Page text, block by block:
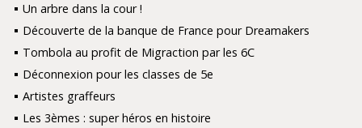
Un arbre dans la cour !
Découverte de la banque de France pour Dreamakers
Tombola au profit de Migraction par les 6C
Déconnexion pour les classes de 5e
Artistes graffeurs
Les 3èmes : super héros en histoire